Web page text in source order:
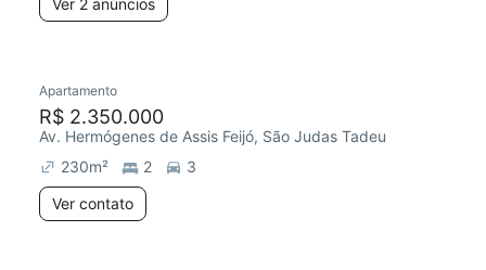
Ver 2 anúncios
Apartamento
R$ 2.350.000
Av. Hermógenes de Assis Feijó, São Judas Tadeu
230m² 2
3
Ver contato